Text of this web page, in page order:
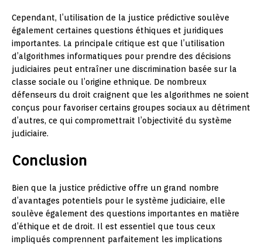
Cependant, l’utilisation de la justice prédictive soulève
également certaines questions éthiques et juridiques
importantes. La principale critique est que l’utilisation
d’algorithmes informatiques pour prendre des décisions
judiciaires peut entraîner une discrimination basée sur la
classe sociale ou l’origine ethnique. De nombreux
défenseurs du droit craignent que les algorithmes ne soient
conçus pour favoriser certains groupes sociaux au détriment
d’autres, ce qui compromettrait l’objectivité du système
judiciaire.
Conclusion
Bien que la justice prédictive offre un grand nombre
d’avantages potentiels pour le système judiciaire, elle
soulève également des questions importantes en matière
d’éthique et de droit. Il est essentiel que tous ceux
impliqués comprennent parfaitement les implications